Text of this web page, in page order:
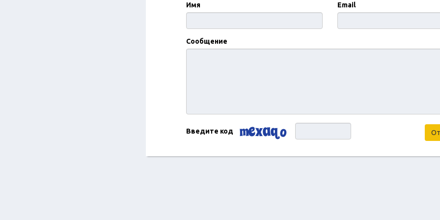
Имя Email
Сообщение
Введите код